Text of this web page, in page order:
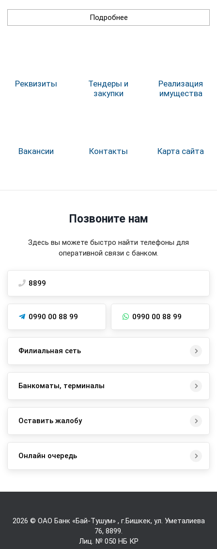
Подробнее
Реквизиты
Тендеры и
закупки
Реализация
имущества
Вакансии Контакты Карта сайта
Позвоните нам
Здесь вы можете быстро найти телефоны для
оперативной связи с банком.
8899
0990 00 88 99 0990 00 88 99
Филиальная сеть
Банкоматы, терминалы
Оставить жалобу
Онлайн очередь
2026 © ОАО Банк «Бай-Tушум» , г.Бишкек, ул. Уметалиева
76, 8899.
Лиц. № 050 НБ КР